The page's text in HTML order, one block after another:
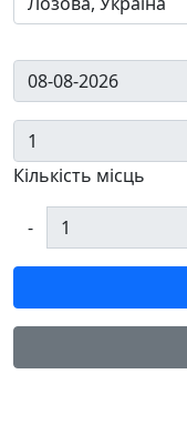
Кількість місць
-